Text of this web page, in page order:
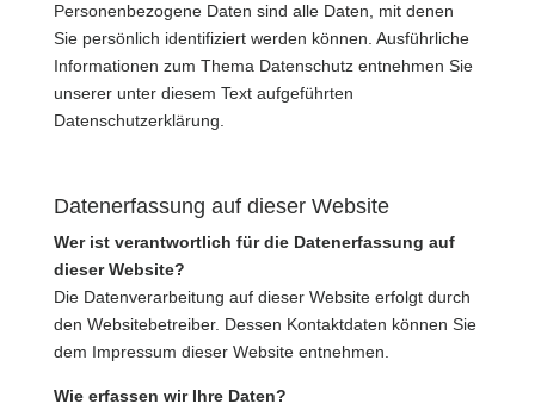
Personenbezogene Daten sind alle Daten, mit denen
Sie persönlich identifiziert werden können. Ausführliche
Informationen zum Thema Datenschutz entnehmen Sie
unserer unter diesem Text aufgeführten
Datenschutzerklärung.
Datenerfassung auf dieser Website
Wer ist verantwortlich für die Datenerfassung auf
dieser Website?
Die Datenverarbeitung auf dieser Website erfolgt durch
den Websitebetreiber. Dessen Kontaktdaten können Sie
dem Impressum dieser Website entnehmen.
Wie erfassen wir Ihre Daten?